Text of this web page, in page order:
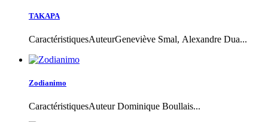
TAKAPA
CaractéristiquesAuteurGeneviève Smal, Alexandre Dua...
Zodianimo
CaractéristiquesAuteur Dominique Boullais...